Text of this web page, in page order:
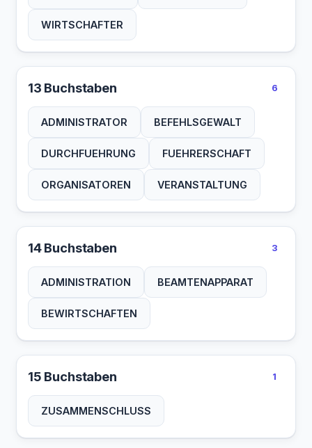
WIRTSCHAFTER
13 Buchstaben 6
ADMINISTRATOR BEFEHLSGEWALT
DURCHFUEHRUNG FUEHRERSCHAFT
ORGANISATOREN VERANSTALTUNG
14 Buchstaben 3
ADMINISTRATION BEAMTENAPPARAT
BEWIRTSCHAFTEN
15 Buchstaben 1
ZUSAMMENSCHLUSS